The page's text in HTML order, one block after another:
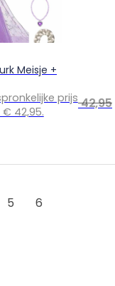
Meisje +
42,95
prijs
42,95.
5
6